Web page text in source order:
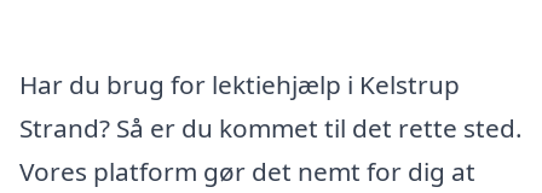
Har du brug for lektiehjælp i Kelstrup
Strand? Så er du kommet til det rette sted.
Vores platform gør det nemt for dig at